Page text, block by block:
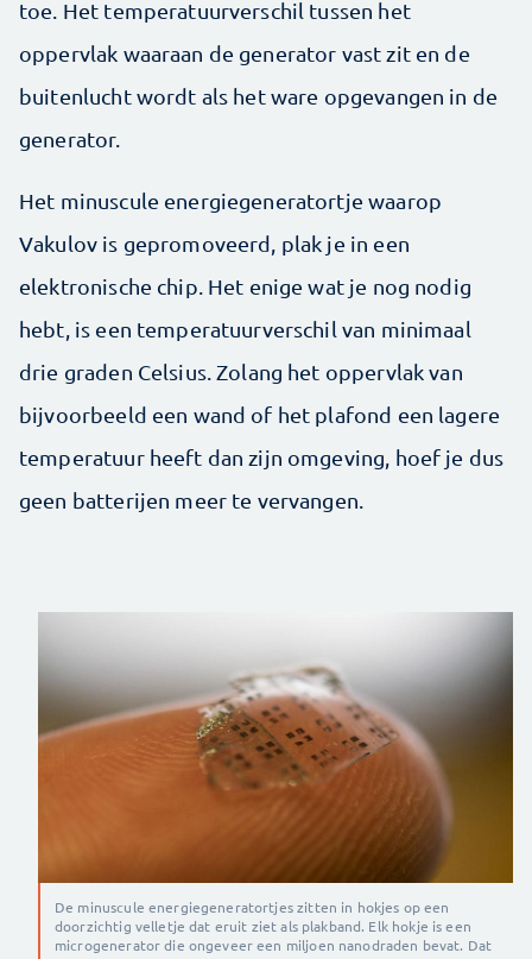
toe. Het temperatuurverschil tussen het
oppervlak waaraan de generator vast zit en de
buitenlucht wordt als het ware opgevangen in de
generator.
Het minuscule energiegeneratortje waarop
Vakulov is gepromoveerd, plak je in een
elektronische chip. Het enige wat je nog nodig
hebt, is een temperatuurverschil van minimaal
drie graden Celsius. Zolang het oppervlak van
bijvoorbeeld een wand of het plafond een lagere
temperatuur heeft dan zijn omgeving, hoef je dus
geen batterijen meer te vervangen.
De minuscule energiegeneratortjes zitten in hokjes op een
doorzichtig velletje dat eruit ziet als plakband. Elk hokje is een
microgenerator die ongeveer een miljoen nanodraden bevat. Dat